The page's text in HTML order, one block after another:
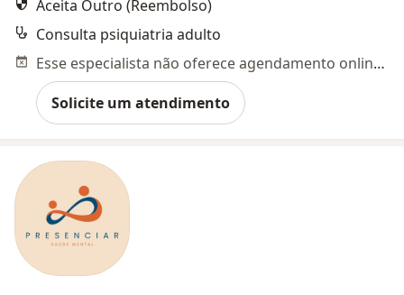
Aceita Outro (Reembolso)
Consulta psiquiatria adulto
Esse especialista não oferece agendamento online para esse endereço.
Solicite um atendimento